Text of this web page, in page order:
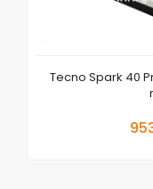
Tecno Spark 40